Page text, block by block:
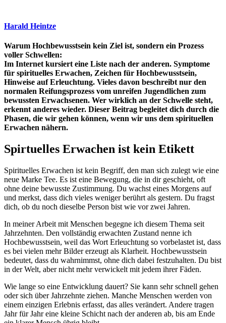
Harald Heintze
Warum Hochbewusstsein kein Ziel ist, sondern ein Prozess
voller Schwellen:
Im Internet kursiert eine Liste nach der anderen. Symptome
für spirituelles Erwachen, Zeichen für Hochbewusstsein,
Hinweise auf Erleuchtung. Vieles davon beschreibt nur den
normalen Reifungsprozess vom unreifen Jugendlichen zum
bewussten Erwachsenen. Wer wirklich an der Schwelle steht,
erkennt anderes wieder. Dieser Beitrag begleitet dich durch die
Phasen, die wir gehen können, wenn wir uns dem spirituellen
Erwachen nähern.
Spirtuelles Erwachen ist kein Etikett
Spirituelles Erwachen ist kein Begriff, den man sich zulegt wie eine
neue Marke Tee. Es ist eine Bewegung, die in dir geschieht, oft
ohne deine bewusste Zustimmung. Du wachst eines Morgens auf
und merkst, dass dich vieles weniger berührt als gestern. Du fragst
dich, ob du noch dieselbe Person bist wie vor zwei Jahren.
In meiner Arbeit mit Menschen begegne ich diesem Thema seit
Jahrzehnten. Den vollständig erwachten Zustand nenne ich
Hochbewusstsein, weil das Wort Erleuchtung so vorbelastet ist, dass
es bei vielen mehr Bilder erzeugt als Klarheit. Hochbewusstsein
bedeutet, dass du wahrnimmst, ohne dich dabei festzuhalten. Du bist
in der Welt, aber nicht mehr verwickelt mit jedem ihrer Fäden.
Wie lange so eine Entwicklung dauert? Sie kann sehr schnell gehen
oder sich über Jahrzehnte ziehen. Manche Menschen werden von
einem einzigen Erlebnis erfasst, das alles verändert. Andere tragen
Jahr für Jahr eine kleine Schicht nach der anderen ab, bis am Ende